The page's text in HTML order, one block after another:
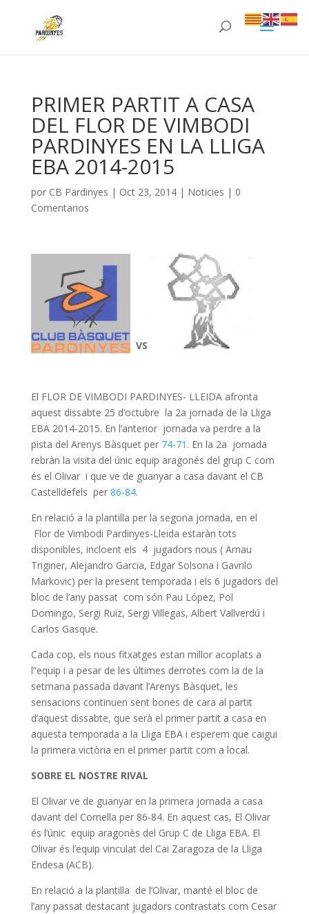
PRIMER PARTIT A CASA
DEL FLOR DE VIMBODI
PARDINYES EN LA LLIGA
EBA 2014-2015
por CB Pardinyes | Oct 23, 2014| Noticies | 0
Comentarios
VS
El FLOR DE VIMBODI PARDINYES- LLEIDA afronta
aquest dissabte 25 d’octubre la 2a jornada de la Lliga
EBA 2014-2015. En l’anterior jornada va perdre a la
pista del Arenys Bàsquet per 74-71 . En la 2a jornada
rebràn la visita del únic equip aragonés del grup C com
és el Olivar i que ve de guanyar a casa davant el CB
Castelldefels per 86-84.
En relació a la plantilla per la segona jornada, en el
Flor de Vimbodi Pardinyes-Lleida estaràn tots
disponibles, incloent els 4 jugadors nous ( Arnau
Triginer, Alejandro Garcia, Edgar Solsona i Gavrilo
Markovic) per la present temporada i els 6 jugadors del
bloc de l’any passat com són Pau López, Pol
Domingo, Sergi Ruiz, Sergi Villegas, Albert Vallverdú i
Carlos Gasque.
Cada cop, els nous fitxatges estan millor acoplats a
l”equip i a pesar de les últimes derrotes com la de la
setmana passada davant l’Arenys Bàsquet, les
sensacions continuen sent bones de cara al partit
d’aquest dissabte, que serà el primer partit a casa en
aquesta temporada a la Lliga EBA i esperem que caigui
la primera victòria en el primer partit com a local.
SOBRE EL NOSTRE RIVAL
El Olivar ve de guanyar en la primera jornada a casa
davant del Cornella per 86-84. En aquest cas, El Olivar
és l’únic equip aragonès del Grup C de Lliga EBA. El
Olivar és l’equip vinculat del Cai Zaragoza de la Lliga
Endesa (ACB).
En relació a la plantilla de l’Olivar, manté el bloc de
l’any passat destacant jugadors contrastats com Cesar